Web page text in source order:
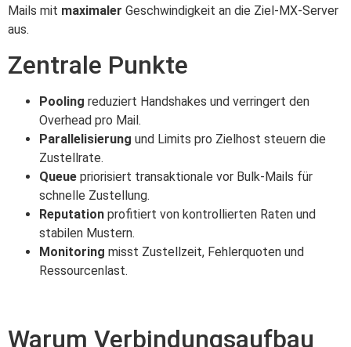
Mails mit maximaler Geschwindigkeit an die Ziel-MX-Server
aus.
Zentrale Punkte
Pooling reduziert Handshakes und verringert den
Overhead pro Mail.
Parallelisierung und Limits pro Zielhost steuern die
Zustellrate.
Queue priorisiert transaktionale vor Bulk-Mails für
schnelle Zustellung.
Reputation profitiert von kontrollierten Raten und
stabilen Mustern.
Monitoring misst Zustellzeit, Fehlerquoten und
Ressourcenlast.
Warum Verbindungsaufbau